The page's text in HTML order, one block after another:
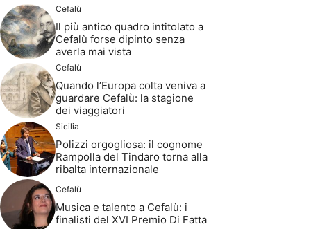
Cefalù
Il più antico quadro intitolato a
Cefalù forse dipinto senza
averla mai vista
Cefalù
Quando l’Europa colta veniva a
guardare Cefalù: la stagione
dei viaggiatori
Sicilia
Polizzi orgogliosa: il cognome
Rampolla del Tindaro torna alla
ribalta internazionale
Cefalù
Musica e talento a Cefalù: i
finalisti del XVI Premio Di Fatta